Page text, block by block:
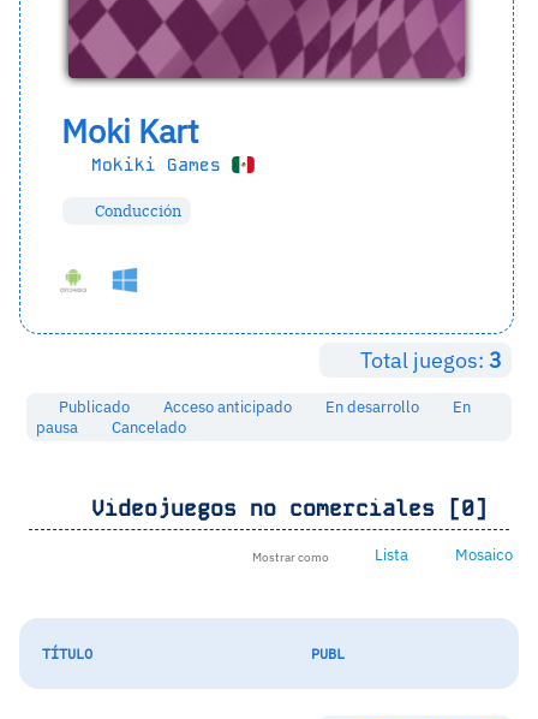
Moki Kart
Mokiki Games
Conducción
Total juegos: 3
Publicado Acceso anticipado En desarrollo
En
pausa
Cancelado
Videojuegos no comerciales [0]
Mostrar como Lista Mosaico
TÍTULO PUBL